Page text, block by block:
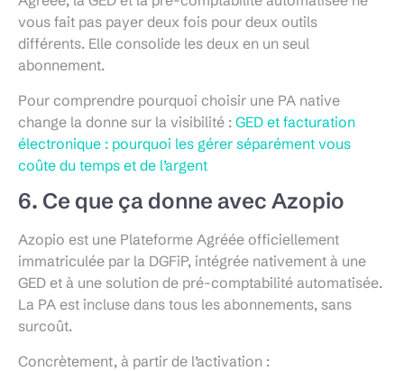
vous fait pas payer deux fois pour deux outils
différents. Elle consolide les deux en un seul
abonnement.
Pour comprendre pourquoi choisir une PA native
change la donne sur la visibilité : GED et facturation
électronique : pourquoi les gérer séparément vous
coûte du temps et de l’argent
6. Ce que ça donne avec Azopio
Azopio est une Plateforme Agréée officiellement
immatriculée par la DGFiP, intégrée nativement à une
GED et à une solution de pré-comptabilité automatisée.
La PA est incluse dans tous les abonnements, sans
surcoût.
Concrètement, à partir de l’activation :